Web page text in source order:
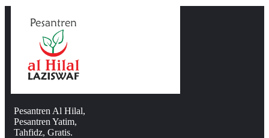
Pesantren Al Hilal,
Pesantren Yatim,
Tahfidz, Gratis.